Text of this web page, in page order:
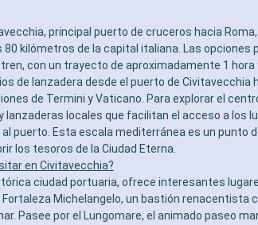
principal puerto de cruceros hacia
kilómetros de la capital italiana. Las opciones
tren, con un trayecto de aproximadamente 1 hora
de lanzadera desde el puerto de Civitavecchia
de Termini y Vaticano. Para explorar el
lanzaderas locales que facilitan el acceso a los
puerto. Esta escala mediterránea es un punto
los tesoros de la Ciudad Eterna.
en Civitavecchia?
ciudad portuaria, ofrece interesantes
Fortaleza Michelangelo, un bastión renacentista
Pasee por el Lungomare, el animado paseo